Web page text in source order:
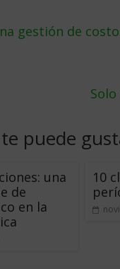
gestión de
puede
una
de
en la
10